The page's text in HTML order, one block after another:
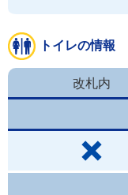
トイレの情報
改札内